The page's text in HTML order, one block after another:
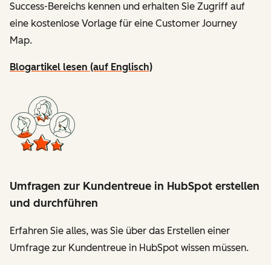
Success-Bereichs kennen und erhalten Sie Zugriff auf
eine kostenlose Vorlage für eine Customer Journey
Map.
Blogartikel lesen (auf Englisch)
Umfragen zur Kundentreue in HubSpot erstellen
und durchführen
Erfahren Sie alles, was Sie über das Erstellen einer
Umfrage zur Kundentreue in HubSpot wissen müssen.